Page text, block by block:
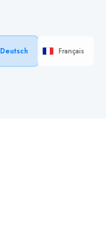
Deutsch Français